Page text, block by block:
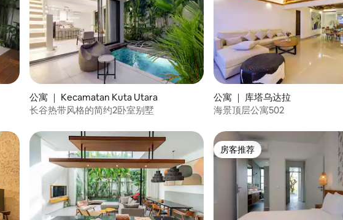
公寓 ｜ Kecamatan Kuta Utara
长谷热带风格的简约2卧室别墅
公寓 ｜ 库塔乌达拉
海景顶层公寓502
房客推荐
房客推荐